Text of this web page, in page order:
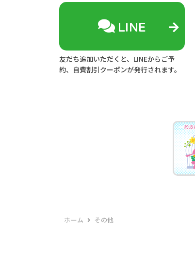
LINE
友だち追加いただくと、LINEからご予
約、自費割引クーポンが発行されます。
ホーム その他